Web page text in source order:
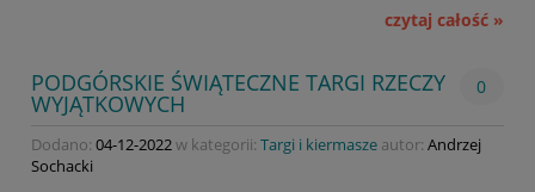
czytaj całość »
PODGÓRSKIE ŚWIĄTECZNE TARGI RZECZY
WYJĄTKOWYCH
0
Dodano: 04-12-2022w kategorii: Targi i kiermasze autor: Andrzej
Sochacki